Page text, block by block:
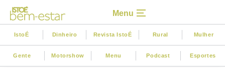
Menu
IstoÉ Dinheiro Revista IstoÉ Rural Mulher
Gente Motorshow Menu Podcast Esportes